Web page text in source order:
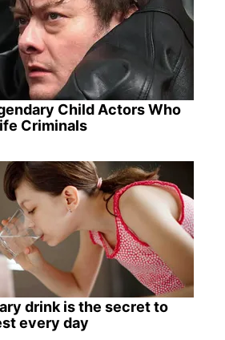
Child Actors Who
Criminals
drink is the secret to
every day